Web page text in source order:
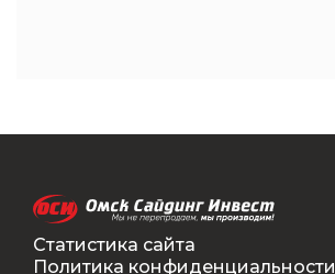
Статистика сайта
Политика конфиденциальности